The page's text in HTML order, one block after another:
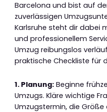
Barcelona und bist auf
zuverlässigen
Karlsruhe steht dir dabei
und professionellem
Umzug reibungslos
praktische Checkliste für
1. Planung: Beginne
Umzugs. Kläre wichtige
Umzugstermin, die